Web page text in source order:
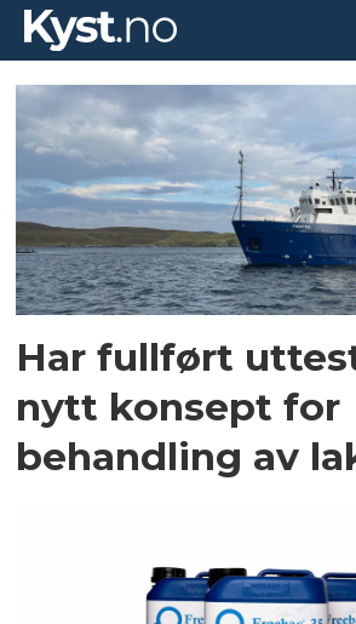
Tag:
Har fullført
nytt konsept for
behandling av